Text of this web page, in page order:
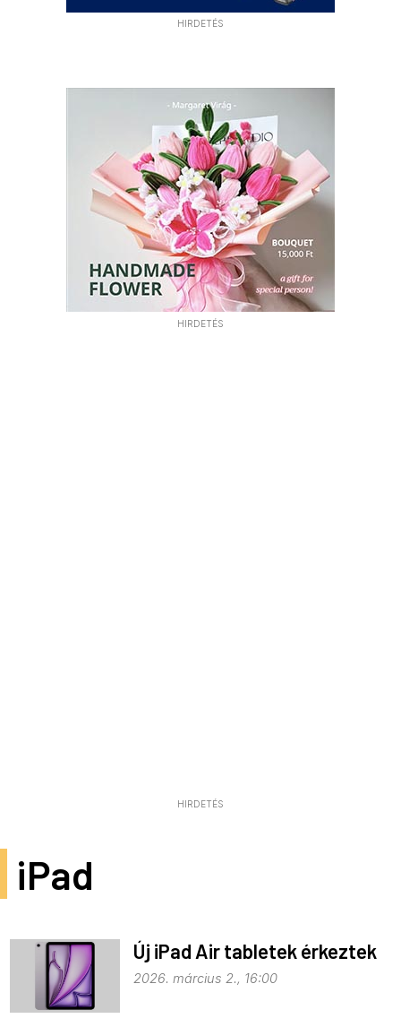
HIRDETÉS
HIRDETÉS
HIRDETÉS
iPad
Új iPad Air tabletek érkeztek
2026. március 2., 16:00